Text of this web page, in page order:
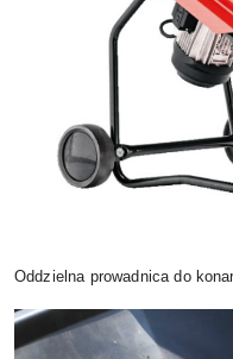
Oddzielna prowadnica do